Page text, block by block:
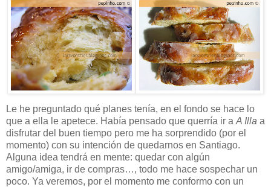
Le he preguntado qué planes tenía, en el fondo se hace lo
que a ella le apetece. Había pensado que querría ir a A Illa a
disfrutar del buen tiempo pero me ha sorprendido (por el
momento) con su intención de quedarnos en Santiago.
Alguna idea tendrá en mente: quedar con algún
amigo/amiga, ir de compras…, todo me hace sospechar un
poco. Ya veremos, por el momento me conformo con un